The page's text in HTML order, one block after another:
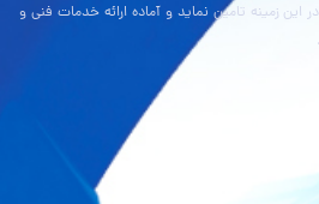
این زمینه تامین نماید و آماده ارائه خدمات فنی و